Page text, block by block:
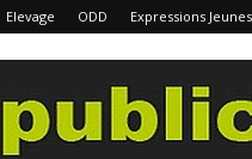
Elevage ODD Expressions Jeunes